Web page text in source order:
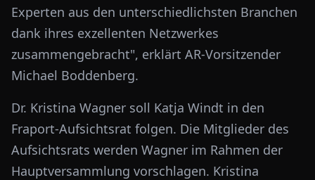
Experten aus den unterschiedlichsten Branchen
dank ihres exzellenten Netzwerkes
zusammengebracht", erklärt AR-Vorsitzender
Michael Boddenberg.
Dr. Kristina Wagner soll Katja Windt in den
Fraport-Aufsichtsrat folgen. Die Mitglieder des
Aufsichtsrats werden Wagner im Rahmen der
Hauptversammlung vorschlagen. Kristina